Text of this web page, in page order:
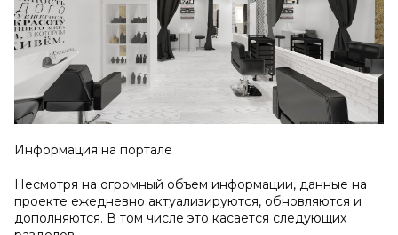
Информация на портале
Несмотря на огромный объем информации, данные на
проекте ежедневно актуализируются, обновляются и
дополняются. В том числе это касается следующих